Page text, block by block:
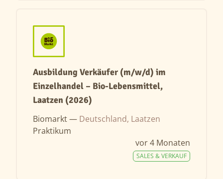
Ausbildung Verkäufer (m/w/d) im
Einzelhandel – Bio-Lebensmittel,
Laatzen (2026)
Biomarkt — Deutschland, Laatzen
Praktikum
vor 4 Monaten
SALES & VERKAUF